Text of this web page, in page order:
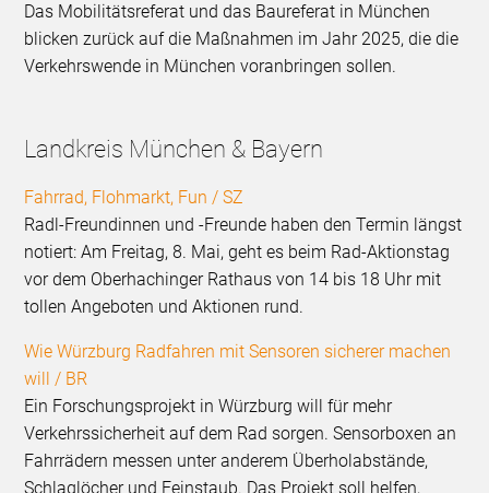
Das Mobilitätsreferat und das Baureferat in München
blicken zurück auf die Maßnahmen im Jahr 2025, die die
Verkehrswende in München voranbringen sollen.
Landkreis München & Bayern
Fahrrad, Flohmarkt, Fun / SZ
Radl-Freundinnen und -Freunde haben den Termin längst
notiert: Am Freitag, 8. Mai, geht es beim Rad-Aktionstag
vor dem Oberhachinger Rathaus von 14 bis 18 Uhr mit
tollen Angeboten und Aktionen rund.
Wie Würzburg Radfahren mit Sensoren sicherer machen
will / BR
Ein Forschungsprojekt in Würzburg will für mehr
Verkehrssicherheit auf dem Rad sorgen. Sensorboxen an
Fahrrädern messen unter anderem Überholabstände,
Schlaglöcher und Feinstaub. Das Projekt soll helfen,